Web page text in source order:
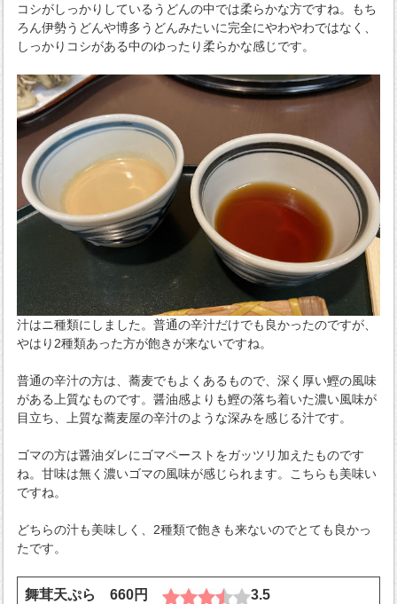
コシがしっかりしているうどんの中では柔らかな方ですね。もち
ろん伊勢うどんや博多うどんみたいに完全にやわやわではなく、
しっかりコシがある中のゆったり柔らかな感じです。
汁はニ種類にしました。普通の辛汁だけでも良かったのですが、
やはり2種類あった方が飽きが来ないですね。
普通の辛汁の方は、蕎麦でもよくあるもので、深く厚い鰹の風味
がある上質なものです。醤油感よりも鰹の落ち着いた濃い風味が
目立ち、上質な蕎麦屋の辛汁のような深みを感じる汁です。
ゴマの方は醤油ダレにゴマペーストをガッツリ加えたものです
ね。甘味は無く濃いゴマの風味が感じられます。こちらも美味い
ですね。
どちらの汁も美味しく、2種類で飽きも来ないのでとても良かっ
たです。
舞茸天ぷら 660円 3.5